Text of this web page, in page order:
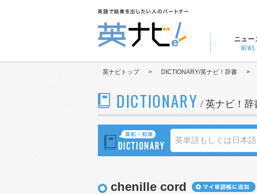
ニュー
NEWS
英ナビトップ > DICTIONARY/英ナビ！辞書 >
DICTIONARY / 英ナビ！辞
chenille cord